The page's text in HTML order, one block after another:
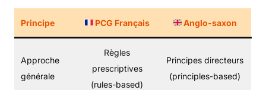
Principe PCG Français Anglo-saxon
Approche
générale
Règles
prescriptives
(rules-based)
Principes directeurs
(principles-based)